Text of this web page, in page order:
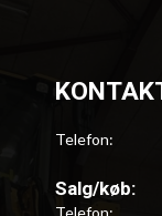
Telefon:
Salg/køb:
Telefon: